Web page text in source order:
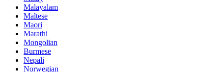
Malayalam
Maltese
Maori
Marathi
Mongolian
Burmese
Nepali
Norwegian